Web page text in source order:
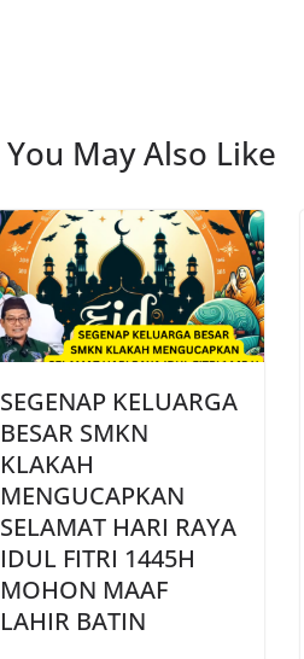
You May Also Like
SEGENAP KELUARGA
BESAR SMKN
KLAKAH
MENGUCAPKAN
SELAMAT HARI RAYA
IDUL FITRI 1445H
MOHON MAAF
LAHIR BATIN